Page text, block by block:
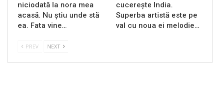
niciodată la nora mea
acasă. Nu știu unde stă
ea. Fata vine…
cucerește India.
Superba artistă este pe
val cu noua ei melodie…
PREV NEXT